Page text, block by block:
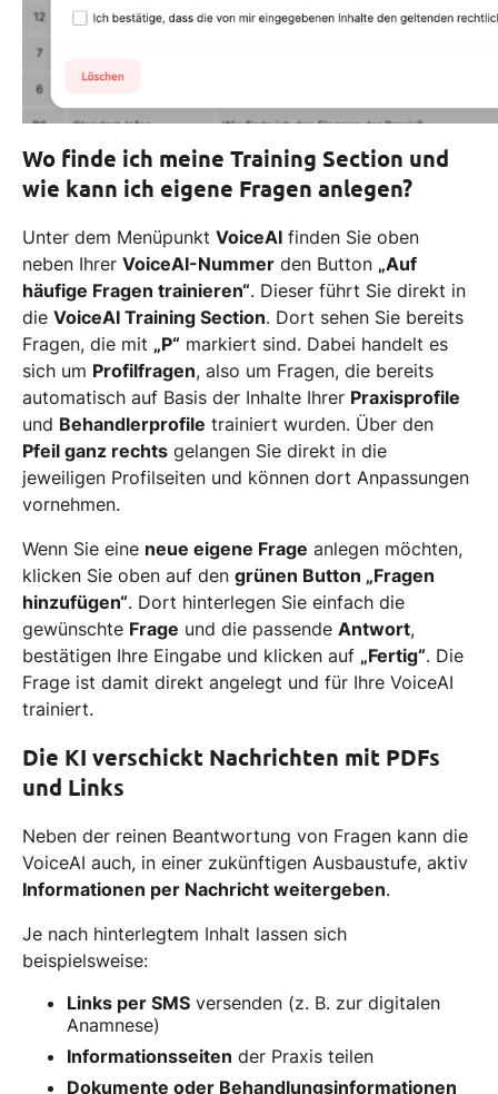
Wo finde ich meine Training Section und
wie kann ich eigene Fragen anlegen?
Unter dem Menüpunkt VoiceAI finden Sie oben
neben Ihrer VoiceAI-Nummer den Button „Auf
häufige Fragen trainieren“. Dieser führt Sie direkt in
die VoiceAI Training Section. Dort sehen Sie bereits
Fragen, die mit „P“ markiert sind. Dabei handelt es
sich um Profilfragen, also um Fragen, die bereits
automatisch auf Basis der Inhalte Ihrer Praxisprofile
und Behandlerprofile trainiert wurden. Über den
Pfeil ganz rechts gelangen Sie direkt in die
jeweiligen Profilseiten und können dort Anpassungen
vornehmen.
Wenn Sie eine neue eigene Frage anlegen möchten,
klicken Sie oben auf den grünen Button „Fragen
hinzufügen“. Dort hinterlegen Sie einfach die
gewünschte Frage und die passende Antwort,
bestätigen Ihre Eingabe und klicken auf „Fertig“. Die
Frage ist damit direkt angelegt und für Ihre VoiceAI
trainiert.
Die KI verschickt Nachrichten mit PDFs
und Links
Neben der reinen Beantwortung von Fragen kann die
VoiceAI auch, in einer zukünftigen Ausbaustufe, aktiv
Informationen per Nachricht weitergeben.
Je nach hinterlegtem Inhalt lassen sich
beispielsweise:
Links per SMS versenden (z. B. zur digitalen
Anamnese)
Informationsseiten der Praxis teilen
Dokumente oder Behandlungsinformationen